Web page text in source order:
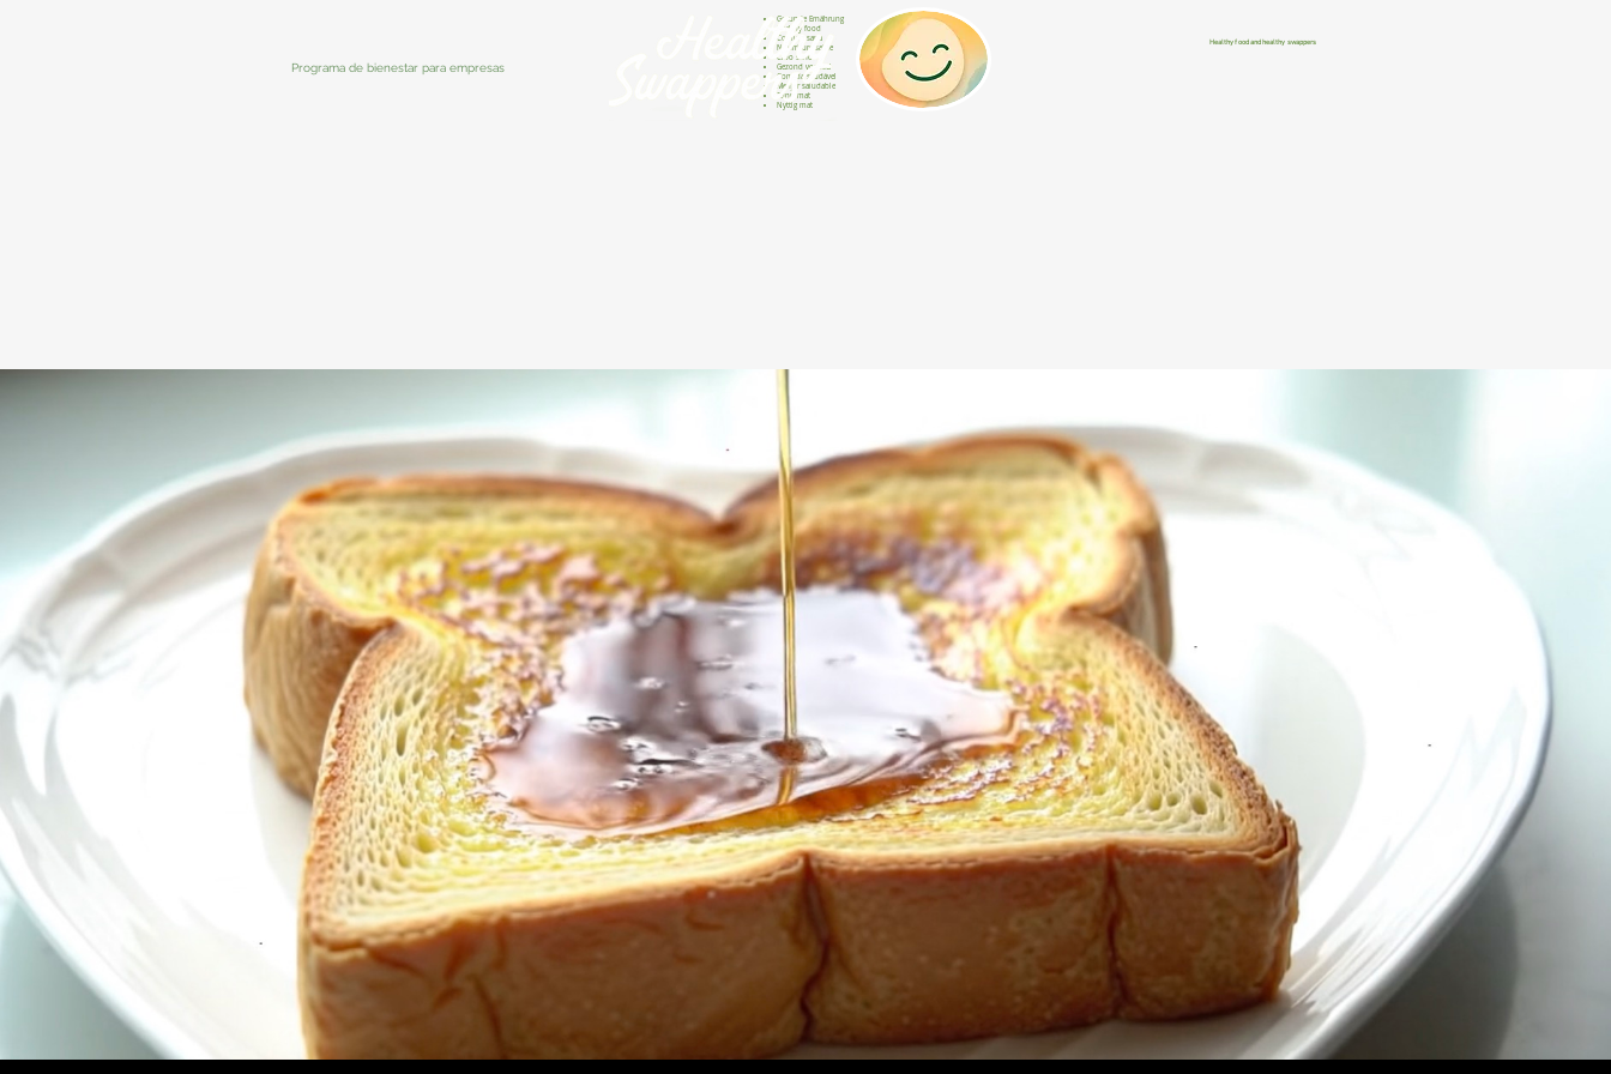
Programa de bienestar para empresas
Gesunde Ernährung
Healthy food
Comida sana
Nourriture saine
Cibo sano
Gezond voedsel
Comida saudável
Menjar saludable
Sunn mat
Nyttig mat
Healthy food and healthy swappers